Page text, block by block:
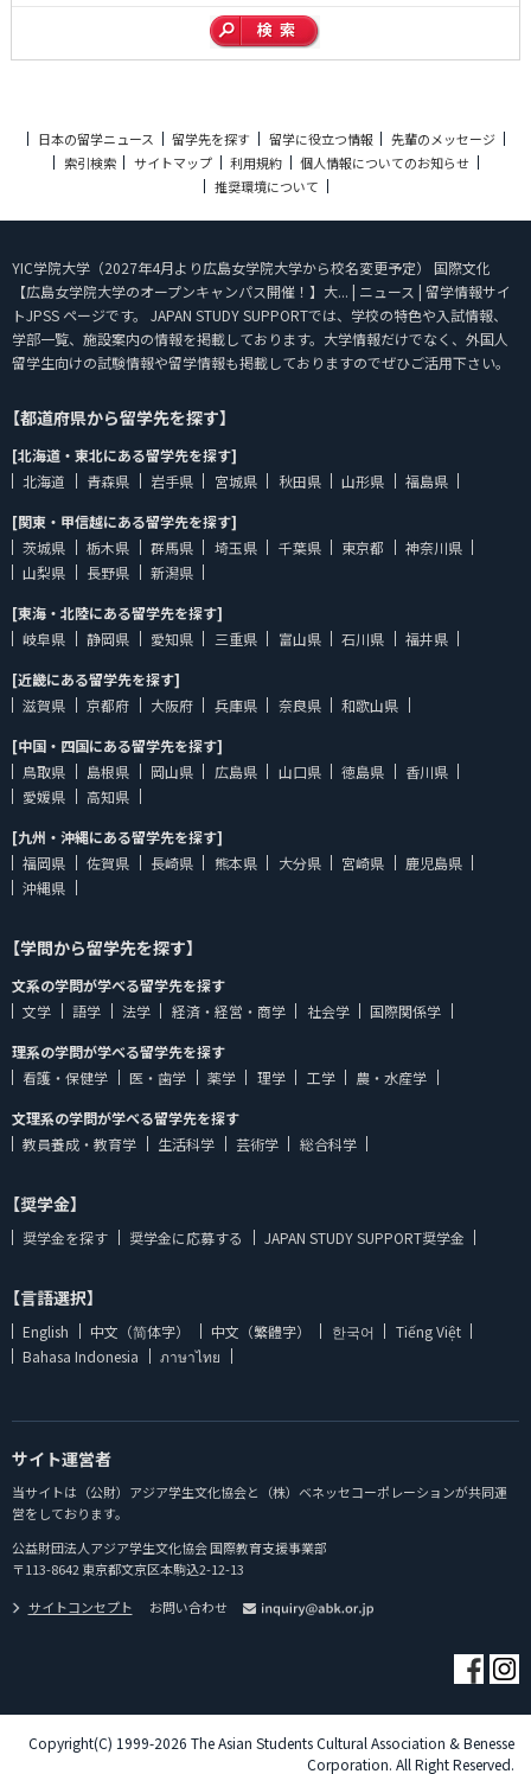
日本の留学ニュース 留学先を探す 留学に役立つ情報
先輩のメッセージ
索引検索
サイトマップ 利用規約
個人情報についてのお知らせ
推奨環境について
YIC学院大学（2027年4月より広島女学院大学から校名変更予定） 国際文化
【広島女学院大学のオープンキャンパス開催！】大... | ニュース | 留学情報サイ
トJPSS ページです。 JAPAN STUDY SUPPORTでは、学校の特色や入試情報、
学部一覧、施設案内の情報を掲載しております。大学情報だけでなく、外国人
留学生向けの試験情報や留学情報も掲載しておりますのでぜひご活用下さい。
【都道府県から留学先を探す】
[北海道・東北にある留学先を探す]
北海道
青森県 岩手県 宮城県 秋田県 山形県
福島県
[関東・甲信越にある留学先を探す]
茨城県
栃木県 群馬県 埼玉県 千葉県 東京都
神奈川県
山梨県
長野県
新潟県
[東海・北陸にある留学先を探す]
岐阜県
静岡県 愛知県 三重県 富山県 石川県
福井県
[近畿にある留学先を探す]
滋賀県
京都府 大阪府 兵庫県 奈良県
和歌山県
[中国・四国にある留学先を探す]
鳥取県
島根県 岡山県 広島県 山口県 徳島県
香川県
愛媛県
高知県
[九州・沖縄にある留学先を探す]
福岡県
佐賀県 長崎県 熊本県 大分県 宮崎県
鹿児島県
沖縄県
【学問から留学先を探す】
文系の学問が学べる留学先を探す
文学
語学 法学 経済・経営・商学 社会学
国際関係学
理系の学問が学べる留学先を探す
看護・保健学
医・歯学 薬学 理学 工学
農・水産学
文理系の学問が学べる留学先を探す
教員養成・教育学
生活科学 芸術学 総合科学
【奨学金】
奨学金を探す 奨学金に応募する JAPAN STUDY SUPPORT奨学金
【言語選択】
English 中文（简体字） 中文（繁體字） 한국어
Tiếng Việt
Bahasa Indonesia
ภาษาไทย
サイト運営者
当サイトは（公財）アジア学生文化協会と（株）ベネッセコーポレーションが共同運
営をしております。
公益財団法人アジア学生文化協会 国際教育支援事業部
〒113-8642 東京都文京区本駒込2-12-13
サイトコンセプト
お問い合わせ
Copyright(C) 1999-2026 The Asian Students Cultural Association & Benesse
Corporation. All Right Reserved.